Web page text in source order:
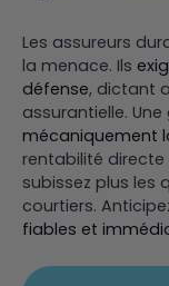
Les assureurs
la menace. Ils
défense, dictant
assurantielle.
mécaniquement
rentabilité directe
subissez plus les
courtiers.
fiables et